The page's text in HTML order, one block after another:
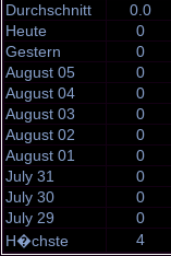
Durchschnitt 0.0
Heute
0
Gestern
0
August 05
0
August 04
0
August 03
0
August 02
0
August 01
0
July 31
0
July 30
0
July 29
0
H�chste
4